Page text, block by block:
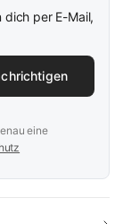
per E-Mail,
eine